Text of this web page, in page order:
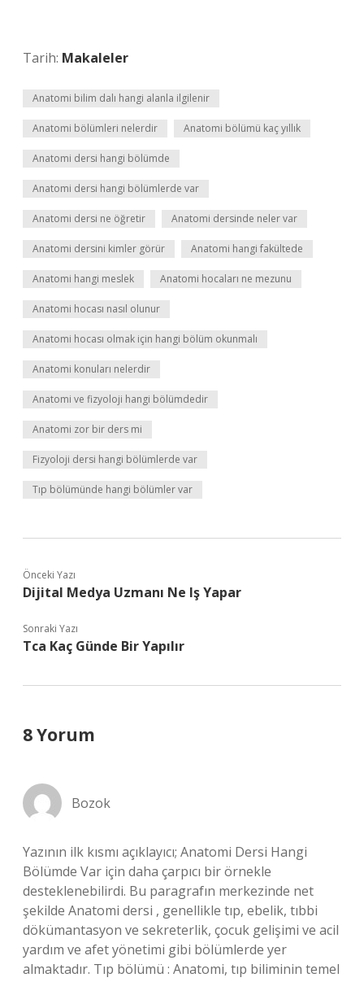
Tarih: Makaleler
Anatomi bilim dalı hangi alanla ilgilenir
Anatomi bölümleri nelerdir Anatomi bölümü kaç yıllık
Anatomi dersi hangi bölümde
Anatomi dersi hangi bölümlerde var
Anatomi dersi ne öğretir Anatomi dersinde neler var
Anatomi dersini kimler görür Anatomi hangi fakültede
Anatomi hangi meslek Anatomi hocaları ne mezunu
Anatomi hocası nasıl olunur
Anatomi hocası olmak için hangi bölüm okunmalı
Anatomi konuları nelerdir
Anatomi ve fizyoloji hangi bölümdedir
Anatomi zor bir ders mi
Fizyoloji dersi hangi bölümlerde var
Tıp bölümünde hangi bölümler var
Önceki Yazı
Dijital Medya Uzmanı Ne Iş Yapar
Sonraki Yazı
Tca Kaç Günde Bir Yapılır
8 Yorum
Bozok
Yazının ilk kısmı açıklayıcı; Anatomi Dersi Hangi
Bölümde Var için daha çarpıcı bir örnekle
desteklenebilirdi. Bu paragrafın merkezinde net
şekilde Anatomi dersi , genellikle tıp, ebelik, tıbbi
dökümantasyon ve sekreterlik, çocuk gelişimi ve acil
yardım ve afet yönetimi gibi bölümlerde yer
almaktadır. Tıp bölümü : Anatomi, tıp biliminin temel